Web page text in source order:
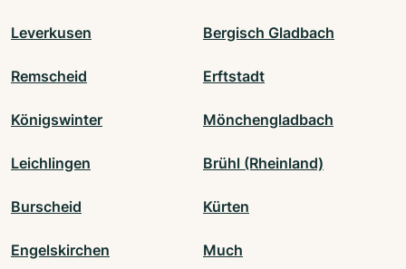
Leverkusen Bergisch Gladbach
Remscheid Erftstadt
Königswinter Mönchengladbach
Leichlingen Brühl (Rheinland)
Burscheid Kürten
Engelskirchen Much